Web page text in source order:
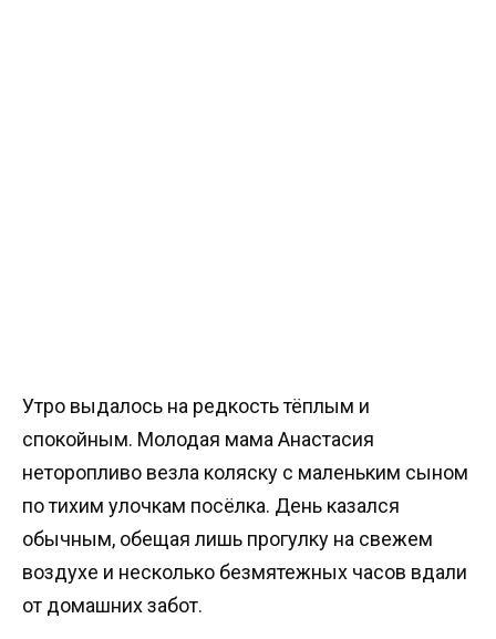
Утро выдалось на редкость тёплым и
спокойным. Молодая мама Анастасия
неторопливо везла коляску с маленьким сыном
по тихим улочкам посёлка. День казался
обычным, обещая лишь прогулку на свежем
воздухе и несколько безмятежных часов вдали
от домашних забот.